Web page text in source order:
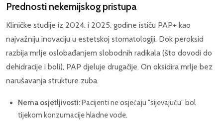
Prednosti nekemijskog pristupa
Kliničke studije iz 2024. i 2025. godine ističu PAP+ kao
najvažniju inovaciju u estetskoj stomatologiji. Dok peroksid
razbija mrlje oslobađanjem slobodnih radikala (što dovodi do
dehidracije i boli), PAP djeluje drugačije. On oksidira mrlje bez
narušavanja strukture zuba.
Nema osjetljivosti:Pacijenti ne osjećaju "sijevajuću" bol
tijekom konzumacije hladne vode.